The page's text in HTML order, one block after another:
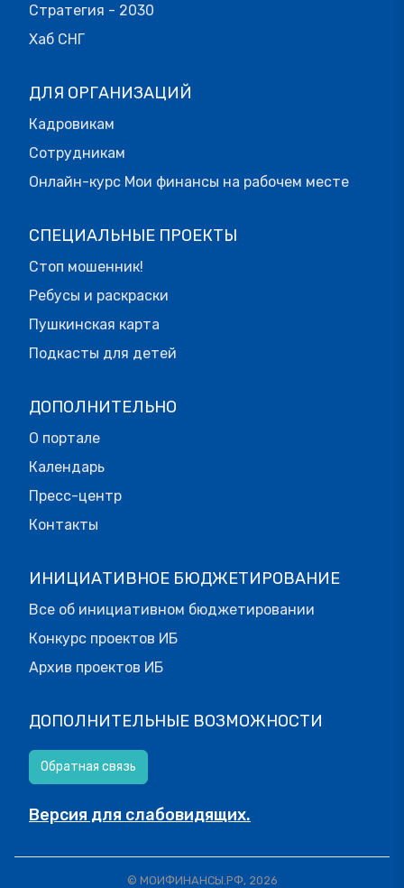
Стратегия - 2030
Хаб СНГ
ДЛЯ ОРГАНИЗАЦИЙ
Кадровикам
Сотрудникам
Онлайн-курс Мои финансы на рабочем месте
СПЕЦИАЛЬНЫЕ ПРОЕКТЫ
Стоп мошенник!
Ребусы и раскраски
Пушкинская карта
Подкасты для детей
ДОПОЛНИТЕЛЬНО
О портале
Календарь
Пресс-центр
Контакты
ИНИЦИАТИВНОЕ БЮДЖЕТИРОВАНИЕ
Все об инициативном бюджетировании
Конкурс проектов ИБ
Архив проектов ИБ
ДОПОЛНИТЕЛЬНЫЕ ВОЗМОЖНОСТИ
Обратная связь
Версия для слабовидящих.
© МОИФИНАНСЫ.РФ, 2026